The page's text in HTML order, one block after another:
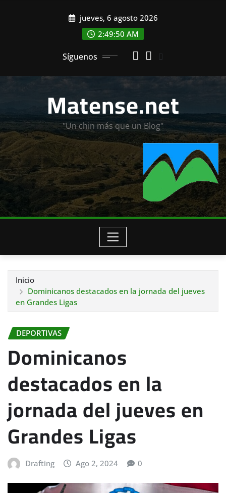
jueves, 6 agosto 2026
2:49:52 AM
Síguenos
Matense.net
"Un chin más que un Blog"
Inicio
Dominicanos destacados en la jornada del jueves
en Grandes Ligas
DEPORTIVAS
Dominicanos
destacados en la
jornada del jueves en
Grandes Ligas
Drafting Ago 2, 2024 0